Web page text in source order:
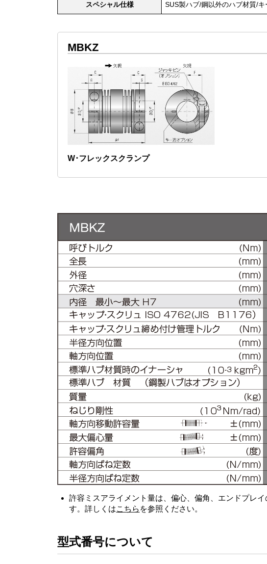
スペシャル仕様 SUS製ハブ/鋼以外のハブ材質/
MBKZ
W･フレックスクランプ
許容ミスアライメント量は、偏心、偏角、エンドプレ
す。詳しくはこちら を参照ください。
型式番号について